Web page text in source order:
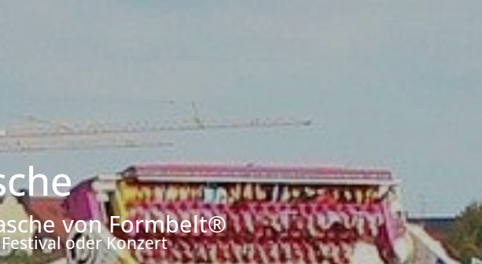
von Formbelt®
oder Konzert